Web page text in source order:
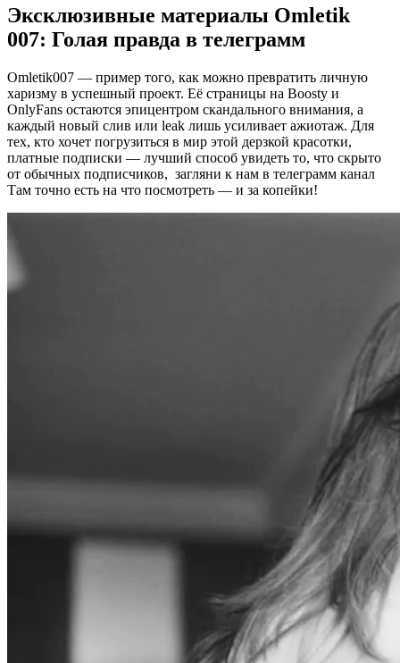
Эксклюзивные материалы Omletik
007: Голая правда в телеграмм
Omletik007 — пример того, как можно превратить личную
харизму в успешный проект. Её страницы на Boosty и
OnlyFans остаются эпицентром скандального внимания, а
каждый новый слив или leak лишь усиливает ажиотаж. Для
тех, кто хочет погрузиться в мир этой дерзкой красотки,
платные подписки — лучший способ увидеть то, что скрыто
от обычных подписчиков, загляни к нам в телеграмм канал
Там точно есть на что посмотреть — и за копейки!